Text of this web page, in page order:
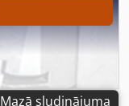
Mazā sludinājuma